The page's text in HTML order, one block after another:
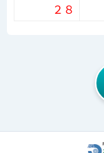
２８